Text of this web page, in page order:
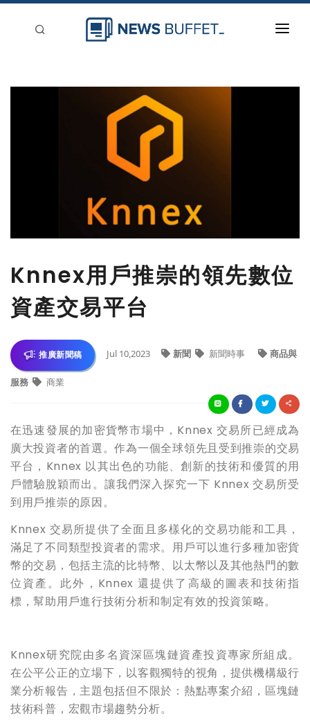
Knnex用戶推崇的領先數位
資產交易平台
推廣新聞稿 Jul 10,2023 新聞 新聞時事 商品與
服務 商業
在迅速發展的加密貨幣市場中，Knnex 交易所已經成為
廣大投資者的首選。作為一個全球領先且受到推崇的交易
平台，Knnex 以其出色的功能、創新的技術和優質的用
戶體驗脫穎而出。讓我們深入探究一下 Knnex 交易所受
到用戶推崇的原因。
Knnex 交易所提供了全面且多樣化的交易功能和工具，
滿足了不同類型投資者的需求。用戶可以進行多種加密貨
幣的交易，包括主流的比特幣、以太幣以及其他熱門的數
位資產。此外，Knnex 還提供了高級的圖表和技術指
標，幫助用戶進行技術分析和制定有效的投資策略。
Knnex研究院由多名資深區塊鏈資產投資專家所組成。
在公平公正的立場下，以客觀獨特的視角，提供機構級行
業分析報告，主題包括但不限於：熱點專案介紹，區塊鏈
技術科普，宏觀市場趨勢分析。